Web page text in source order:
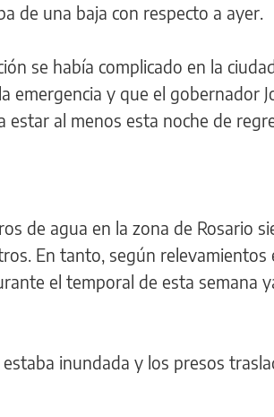
de una baja con respecto a ayer.
se había complicado en la
emergencia y que el gobernador
estar al menos esta noche de
de agua en la zona de Rosario
En tanto, según relevamientos
el temporal de esta semana
inundada y los presos